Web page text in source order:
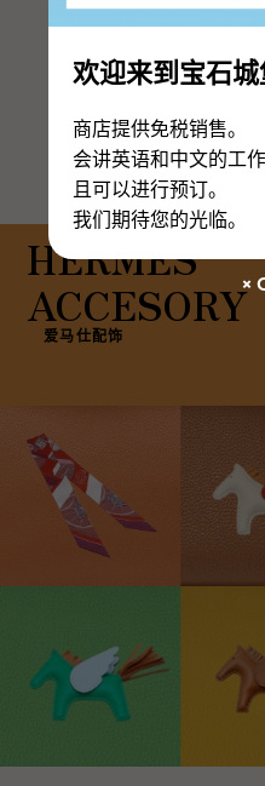
欢迎来到宝石
商店提供免税销售。
会讲英语和中文的工
且可以进行预订。
我们期待您的光临。
爱马
HERMES
ACCESORY
爱马仕配饰